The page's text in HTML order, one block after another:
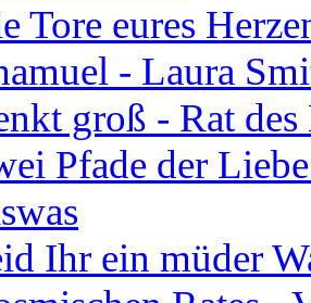
Tore eures
- Laura
groß - Rat
Pfade der
Ihr ein müder